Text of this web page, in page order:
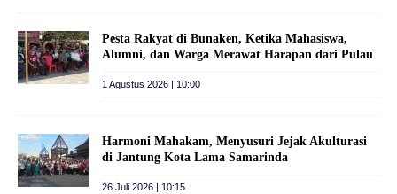
Pesta Rakyat di Bunaken, Ketika Mahasiswa,
Alumni, dan Warga Merawat Harapan dari Pulau
1 Agustus 2026 | 10:00
Harmoni Mahakam, Menyusuri Jejak Akulturasi
di Jantung Kota Lama Samarinda
26 Juli 2026 | 10:15